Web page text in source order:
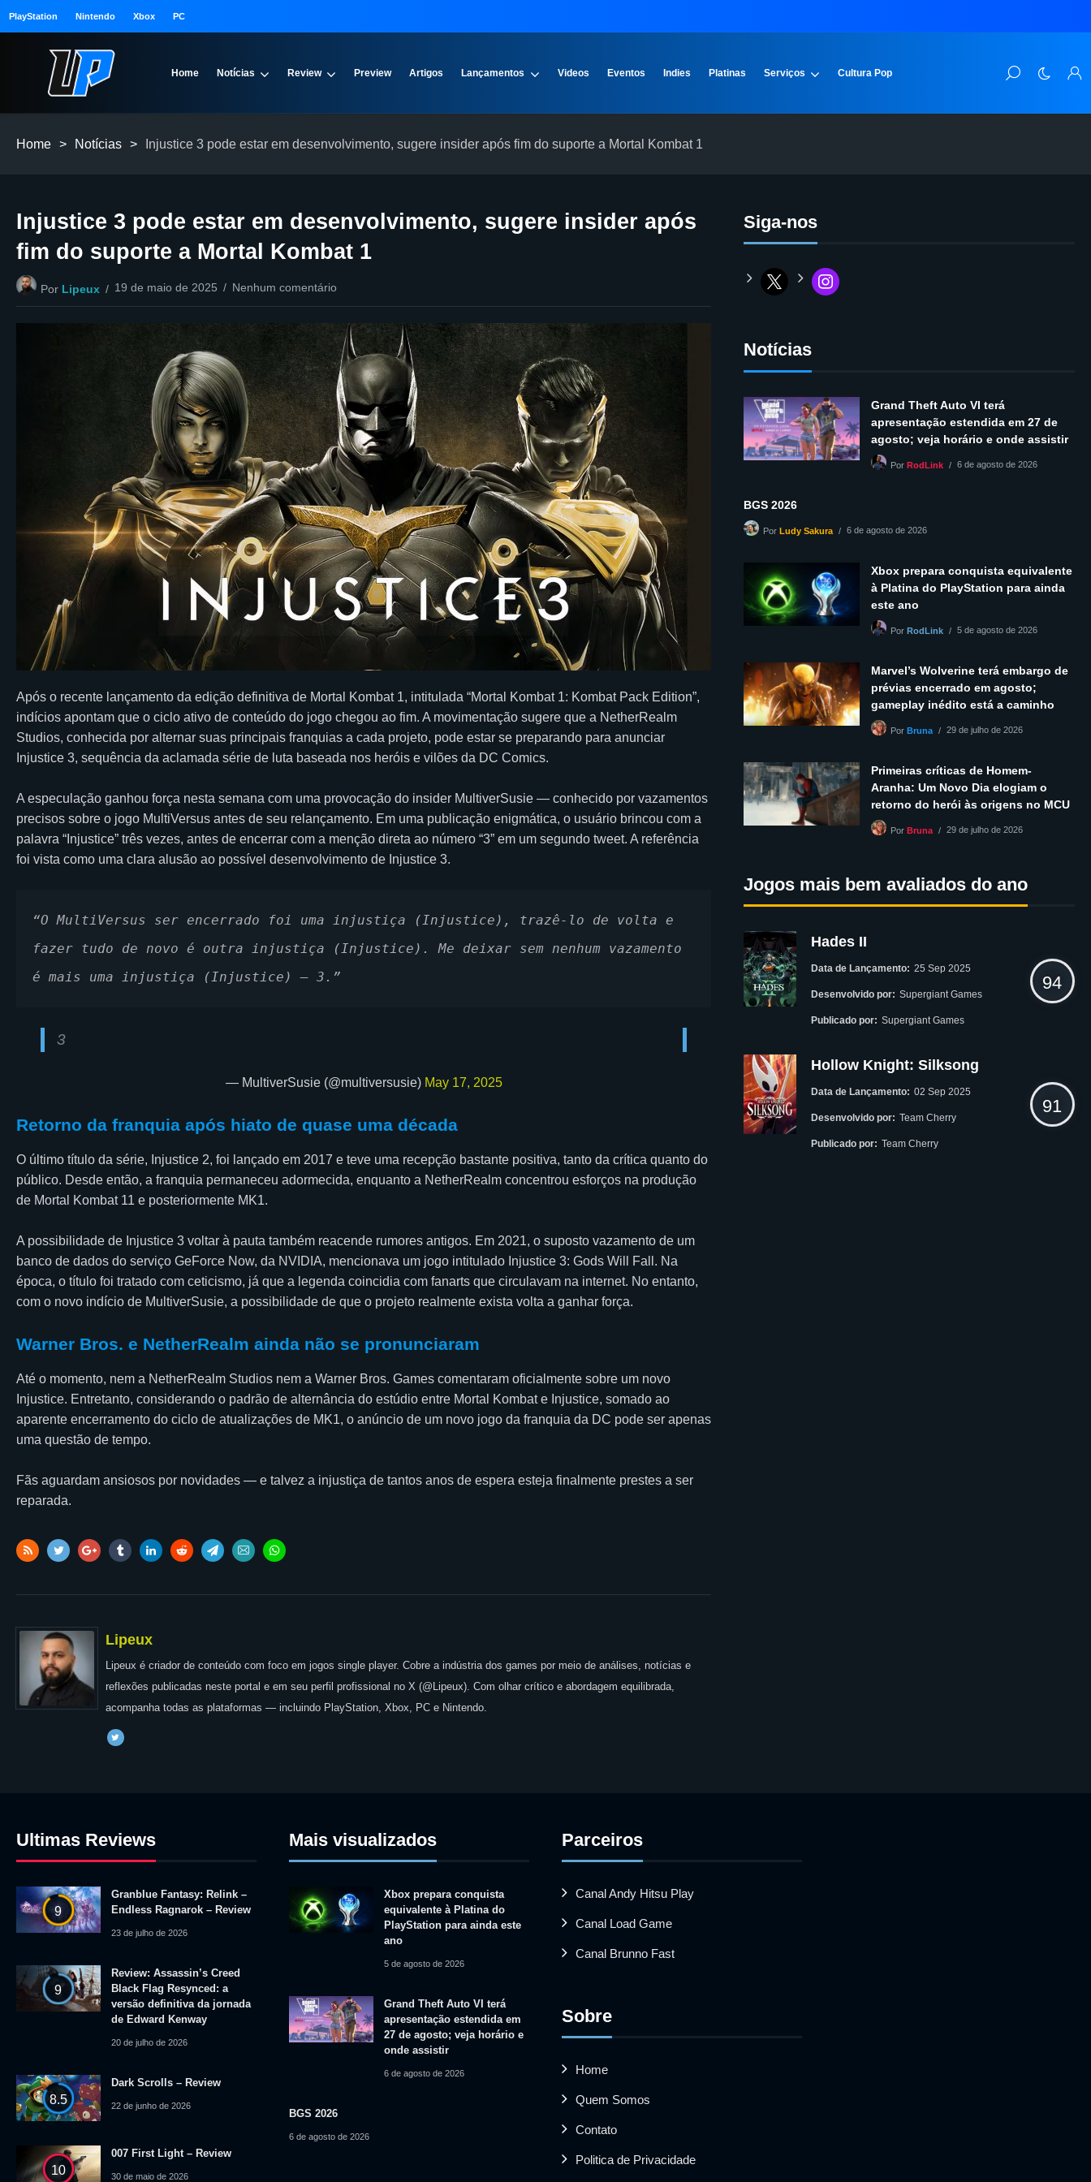
PlayStation Nintendo Xbox PC
Home Notícias Review Preview Artigos Lançamentos Videos Eventos Indies Platinas Serviços Cultura Pop
Home > Notícias > Injustice 3 pode estar em desenvolvimento, sugere insider após fim do suporte a Mortal Kombat 1
Injustice 3 pode estar em desenvolvimento, sugere insider após
fim do suporte a Mortal Kombat 1
Por Lipeux 19 de maio de 2025 Nenhum comentário
Após o recente lançamento da edição definitiva de Mortal Kombat 1, intitulada “Mortal Kombat 1: Kombat Pack Edition”,
indícios apontam que o ciclo ativo de conteúdo do jogo chegou ao fim. A movimentação sugere que a NetherRealm
Studios, conhecida por alternar suas principais franquias a cada projeto, pode estar se preparando para anunciar
Injustice 3, sequência da aclamada série de luta baseada nos heróis e vilões da DC Comics.
A especulação ganhou força nesta semana com uma provocação do insider MultiverSusie — conhecido por vazamentos
precisos sobre o jogo MultiVersus antes de seu relançamento. Em uma publicação enigmática, o usuário brincou com a
palavra “Injustice” três vezes, antes de encerrar com a menção direta ao número “3” em um segundo tweet. A referência
foi vista como uma clara alusão ao possível desenvolvimento de Injustice 3.
“O MultiVersus ser encerrado foi uma injustiça (Injustice), trazê-lo de volta e
fazer tudo de novo é outra injustiça (Injustice). Me deixar sem nenhum vazamento
é mais uma injustiça (Injustice) — 3.”
3
— MultiverSusie (@multiversusie) May 17, 2025
Retorno da franquia após hiato de quase uma década
O último título da série, Injustice 2, foi lançado em 2017 e teve uma recepção bastante positiva, tanto da crítica quanto do
público. Desde então, a franquia permaneceu adormecida, enquanto a NetherRealm concentrou esforços na produção
de Mortal Kombat 11 e posteriormente MK1.
A possibilidade de Injustice 3 voltar à pauta também reacende rumores antigos. Em 2021, o suposto vazamento de um
banco de dados do serviço GeForce Now, da NVIDIA, mencionava um jogo intitulado Injustice 3: Gods Will Fall. Na
época, o título foi tratado com ceticismo, já que a legenda coincidia com fanarts que circulavam na internet. No entanto,
com o novo indício de MultiverSusie, a possibilidade de que o projeto realmente exista volta a ganhar força.
Warner Bros. e NetherRealm ainda não se pronunciaram
Até o momento, nem a NetherRealm Studios nem a Warner Bros. Games comentaram oficialmente sobre um novo
Injustice. Entretanto, considerando o padrão de alternância do estúdio entre Mortal Kombat e Injustice, somado ao
aparente encerramento do ciclo de atualizações de MK1, o anúncio de um novo jogo da franquia da DC pode ser apenas
uma questão de tempo.
Fãs aguardam ansiosos por novidades — e talvez a injustiça de tantos anos de espera esteja finalmente prestes a ser
reparada.
Lipeux
Lipeux é criador de conteúdo com foco em jogos single player. Cobre a indústria dos games por meio de análises, notícias e
reflexões publicadas neste portal e em seu perfil profissional no X (@Lipeux). Com olhar crítico e abordagem equilibrada,
acompanha todas as plataformas — incluindo PlayStation, Xbox, PC e Nintendo.
Siga-nos
Notícias
Grand Theft Auto VI terá
apresentação estendida em 27 de
agosto; veja horário e onde assistir
PorRodLink 6 de agosto de 2026
BGS 2026
PorLudy Sakura 6 de agosto de 2026
Xbox prepara conquista equivalente
à Platina do PlayStation para ainda
este ano
PorRodLink 5 de agosto de 2026
Marvel’s Wolverine terá embargo de
prévias encerrado em agosto;
gameplay inédito está a caminho
PorBruna 29 de julho de 2026
Primeiras críticas de Homem-
Aranha: Um Novo Dia elogiam o
retorno do herói às origens no MCU
PorBruna 29 de julho de 2026
Jogos mais bem avaliados do ano
Hades II
Data de Lançamento: 25 Sep 2025
Desenvolvido por: Supergiant Games
Publicado por: Supergiant Games
94
Hollow Knight: Silksong
Data de Lançamento: 02 Sep 2025
Desenvolvido por: Team Cherry
Publicado por: Team Cherry
91
Ultimas Reviews
9
Granblue Fantasy: Relink –
Endless Ragnarok – Review
23 de julho de 2026
9
Review: Assassin’s Creed
Black Flag Resynced: a
versão definitiva da jornada
de Edward Kenway
20 de julho de 2026
8.5
Dark Scrolls – Review
22 de junho de 2026
10
007 First Light – Review
30 de maio de 2026
Mais visualizados
Xbox prepara conquista
equivalente à Platina do
PlayStation para ainda este
ano
5 de agosto de 2026
Grand Theft Auto VI terá
apresentação estendida em
27 de agosto; veja horário e
onde assistir
6 de agosto de 2026
BGS 2026
6 de agosto de 2026
Parceiros
Canal Andy Hitsu Play
Canal Load Game
Canal Brunno Fast
Sobre
Home
Quem Somos
Contato
Politica de Privacidade